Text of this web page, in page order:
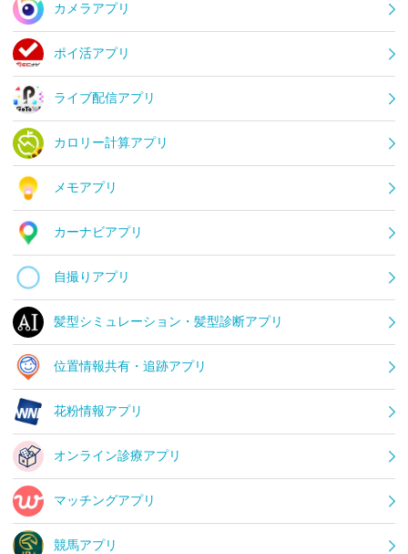
カメラアプリ
ポイ活アプリ
ライブ配信アプリ
カロリー計算アプリ
メモアプリ
カーナビアプリ
自撮りアプリ
髪型シミュレーション・髪型診断アプリ
位置情報共有・追跡アプリ
花粉情報アプリ
オンライン診療アプリ
マッチングアプリ
競馬アプリ